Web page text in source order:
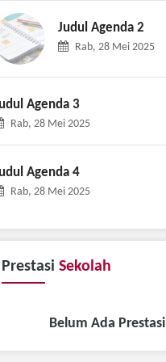
Judul Agenda 2
Rab, 28 Mei 2025
Judul Agenda 3
Rab, 28 Mei 2025
Agenda 4
Prestasi Sekolah
Belum Ada Prestasi